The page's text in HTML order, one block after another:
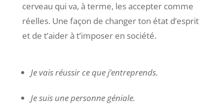
cerveau qui va, à terme, les accepter comme
réelles. Une façon de changer ton état d’esprit
et de t’aider à t’imposer en société.
Je vais réussir ce que j’entreprends.
Je suis une personne géniale.